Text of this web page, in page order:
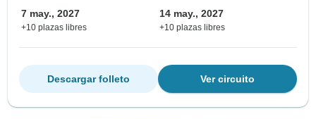
7 may., 2027
+10 plazas libres
14 may., 2027
+10 plazas libres
Ver circuito
Descargar folleto